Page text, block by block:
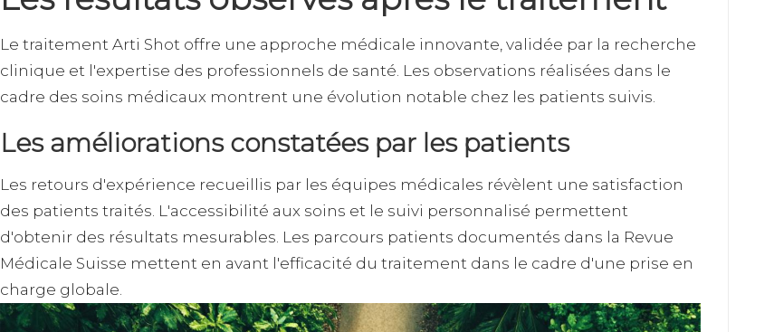
Le traitement Arti Shot offre une approche médicale innovante, validée par la recherche
clinique et l'expertise des professionnels de santé. Les observations réalisées dans le
cadre des soins médicaux montrent une évolution notable chez les patients suivis.
Les améliorations constatées par les patients
Les retours d'expérience recueillis par les équipes médicales révèlent une satisfaction
des patients traités. L'accessibilité aux soins et le suivi personnalisé permettent
d'obtenir des résultats mesurables. Les parcours patients documentés dans la Revue
Médicale Suisse mettent en avant l'efficacité du traitement dans le cadre d'une prise en
charge globale.